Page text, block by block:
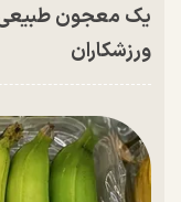
یک معجون طبیعی
ورزشکاران